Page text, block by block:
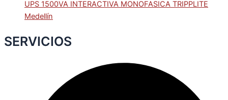
UPS 1500VA INTERACTIVA MONOFASICA TRIPPLITE
Medellín
SERVICIOS